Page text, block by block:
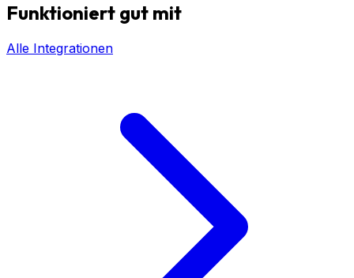
Funktioniert gut mit
Alle Integrationen